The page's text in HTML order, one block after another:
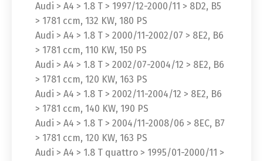
Audi > A4 > 1.8 T > 1997/12-2000/11 > 8D2, B5
> 1781 ccm, 132 KW, 180 PS
Audi > A4 > 1.8 T > 2000/11-2002/07 > 8E2, B6
> 1781 ccm, 110 KW, 150 PS
Audi > A4 > 1.8 T > 2002/07-2004/12 > 8E2, B6
> 1781 ccm, 120 KW, 163 PS
Audi > A4 > 1.8 T > 2002/11-2004/12 > 8E2, B6
> 1781 ccm, 140 KW, 190 PS
Audi > A4 > 1.8 T > 2004/11-2008/06 > 8EC, B7
> 1781 ccm, 120 KW, 163 PS
Audi > A4 > 1.8 T quattro > 1995/01-2000/11 >